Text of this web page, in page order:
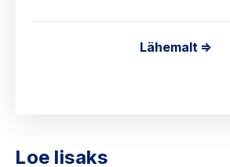
Lähemalt =>
Loe lisaks